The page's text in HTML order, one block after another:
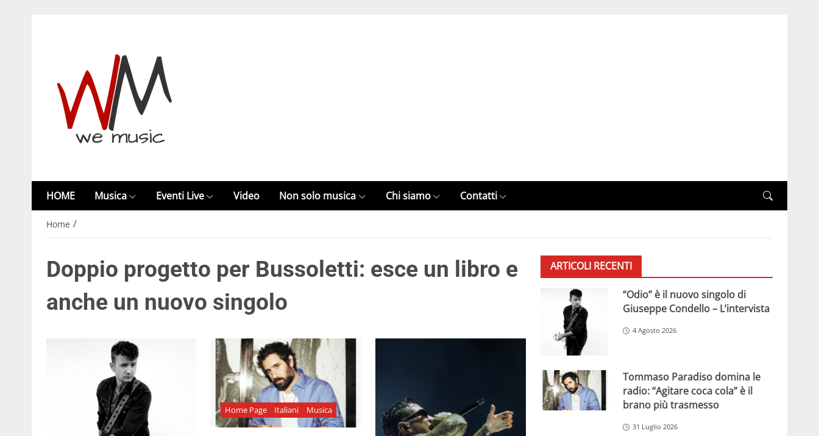
HOME Musica Eventi Live Video Non solo musica Chi siamo Contatti
Home /
Doppio progetto per Bussoletti: esce un libro e
anche un nuovo singolo
Home Page Italiani Musica
ARTICOLI RECENTI
“Odio” è il nuovo singolo di
Giuseppe Condello – L’intervista
4 Agosto 2026
Tommaso Paradiso domina le
radio: “Agitare coca cola” è il
brano più trasmesso
31 Luglio 2026